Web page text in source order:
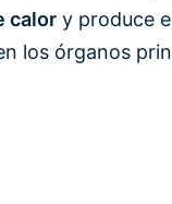
calor y produce
los órganos